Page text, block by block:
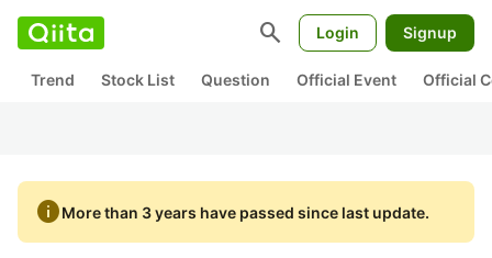
search Login Signup
Trend Stock List Question Official Event Official
infoMore than 3 years have passed since last update.